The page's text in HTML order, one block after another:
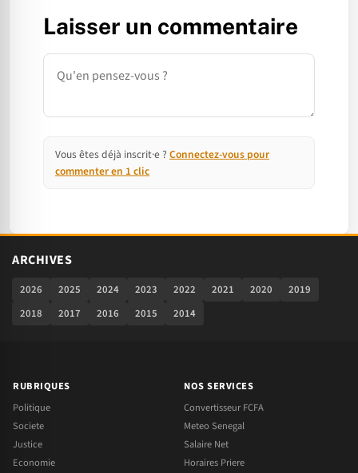
Laisser un commentaire
Commentaire
Vous êtes déjà inscrit·e ? Connectez-vous pour
commenter en 1 clic
ARCHIVES
2026 2025 2024 2023 2022 2021 2020
2019
2018
2017 2016 2015 2014
RUBRIQUES
Politique
Societe
Justice
Economie
NOS SERVICES
Convertisseur FCFA
Meteo Senegal
Salaire Net
Horaires Priere